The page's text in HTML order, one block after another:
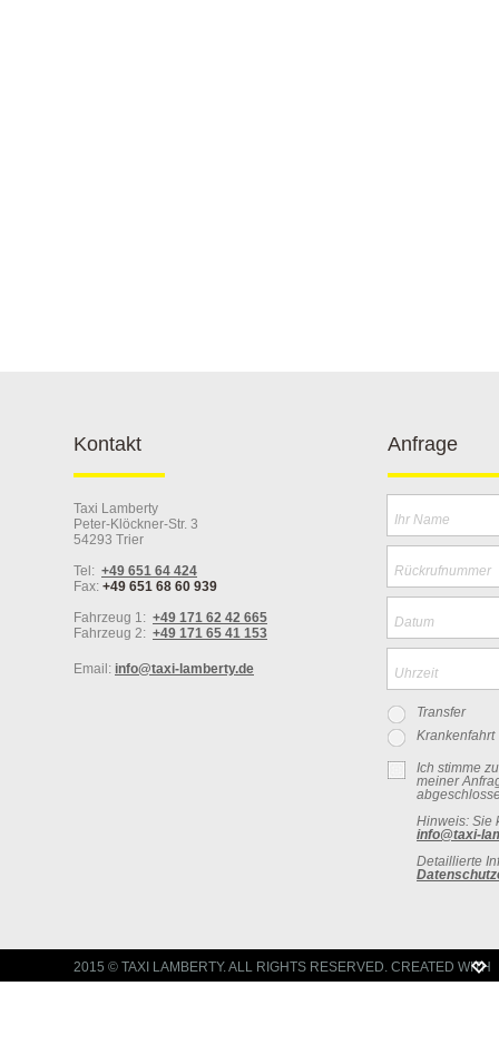
Kontakt
Taxi Lamberty
Peter-Klöckner-Str. 3
54293 Trier
Tel: +49 651 64 424
Fax: +49 651 68 60 939
Fahrzeug 1: +49 171 62 42 665
Fahrzeug 2: +49 171 65 41 153
Email: info@taxi-lamberty.de
Anfrage
Ihr Name
Transfer
Krankenfahrt
Datum
Uhrzeit
Rückrufnummer
Ich stimme
meiner
Hinweis: Sie
info@taxi-
Detaillierte
2015 © TAXI LAMBERTY. ALL RIGHTS RESERVED. CREATED